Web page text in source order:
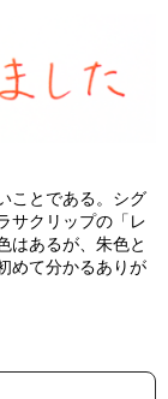
ことである。シグ
サクリップの「レ
はあるが、朱色と
めて分かるありが